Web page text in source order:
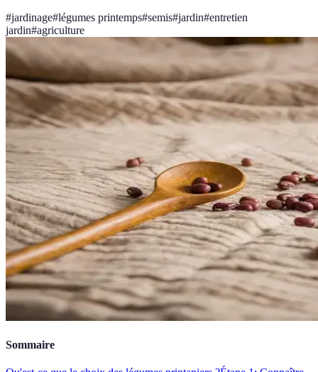
#jardinage#légumes printemps#semis#jardin#entretien
jardin#agriculture
Sommaire